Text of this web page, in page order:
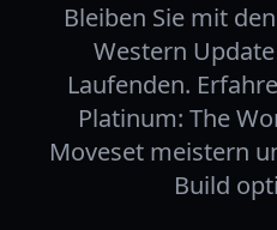
Bleiben Sie mit
Western
Laufenden.
Platinum: The
Moveset meistern
Build